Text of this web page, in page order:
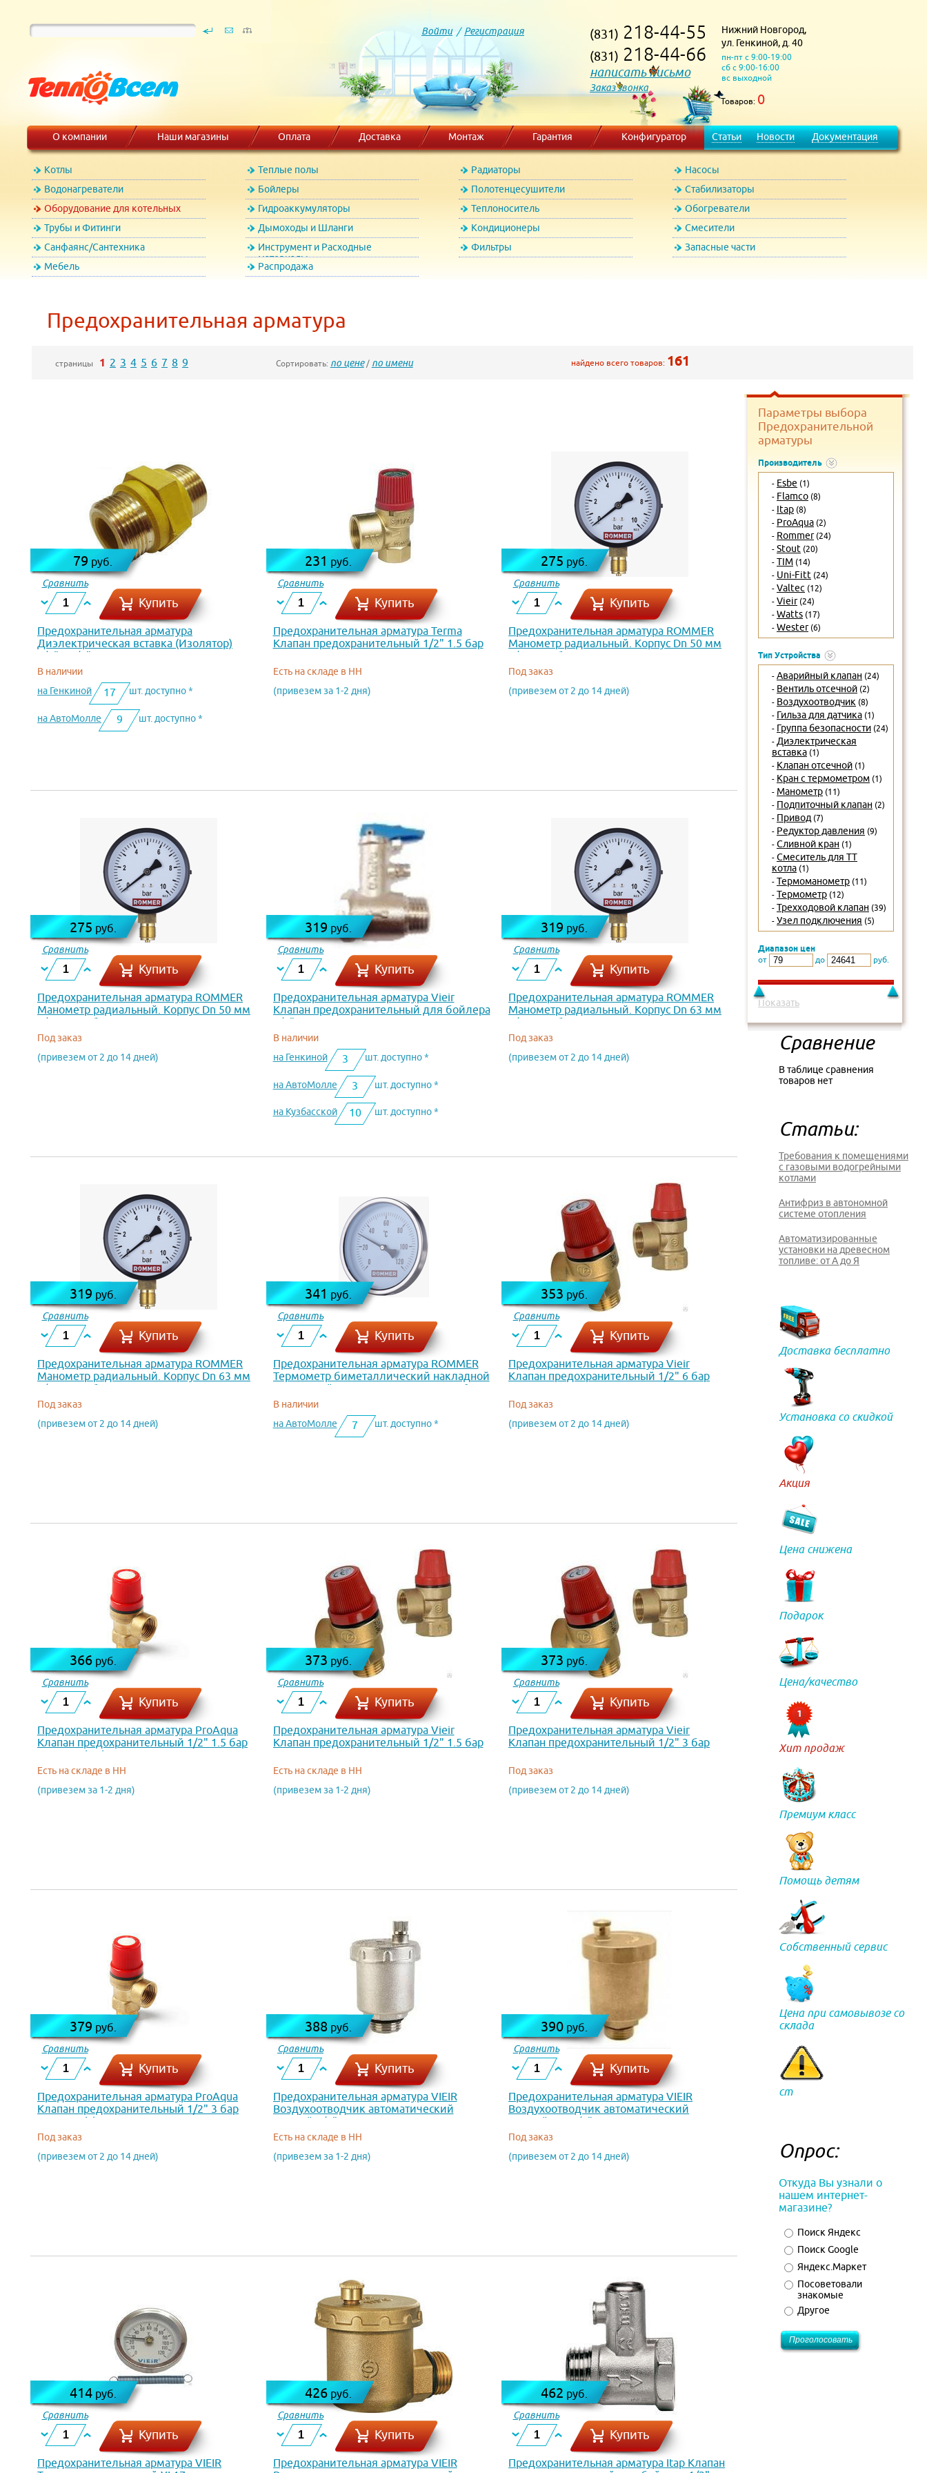
Войти/ Регистрация (831) 218-44-55
(831) 218-44-66
написать письмо
Заказ звонка
Нижний Новгород,
ул. Генкиной, д. 40
пн-пт с 9:00-19:00
сб с 9:00-16:00
вс выходной
Товаров: 0
О компании Наши магазины Оплата Доставка Монтаж Гарантия Конфигуратор Статьи Новости Документация
Котлы Теплые полы Радиаторы
Насосы
Водонагреватели
Бойлеры Полотенцесушители
Стабилизаторы
Оборудование для котельных
Гидроаккумуляторы Теплоноситель
Обогреватели
Трубы и Фитинги
Дымоходы и Шланги Кондиционеры
Смесители
Санфаянс/Сантехника
Инструмент и Расходные
материалы
Фильтры
Запасные части
Мебель
Распродажа
Предохранительная арматура
страницы 1 2 3 4 5 6 7 8 9 Сортировать: по цене/ по имени найдено всего товаров: 161
Параметры выбора
Предохранительной
арматуры
Производитель
- Esbe (1)
- Flamco (8)
- Itap (8)
- ProAqua (2)
- Rommer(24)
- Stout (20)
- TIM (14)
- Uni-Fitt (24)
- Valtec (12)
- Vieir(24)
- Watts (17)
- Wester(6)
Тип Устройства
- Аварийный клапан (24)
- Вентиль отсечной (2)
- Воздухоотводчик (8)
- Гильза для датчика (1)
- Группа безопасности (24)
- Диэлектрическая
вставка (1)
- Клапан отсечной (1)
- Кран с термометром (1)
- Манометр (11)
- Подпиточный клапан (2)
- Привод(7)
- Редуктор давления (9)
- Сливной кран (1)
- Смеситель для ТТ
котла (1)
- Термоманометр (11)
- Термометр (12)
- Трехходовой клапан (39)
- Узел подключения (5)
Диапазон цен
от
до руб.
Показать
Сравнение
В таблице сравнения
товаров нет
Статьи:
Требования к помещениями
с газовыми водогрейными
котлами
Антифриз в автономной
системе отопления
Автоматизированные
установки на древесном
топливе: от А до Я
Доставка бесплатно
Установка со скидкой
Акция
Цена снижена
Подарок
Цена/качество
Хит продаж
Премиум класс
Помощь детям
Собственный сервис
Цена при самовывозе со
склада
ст
Опрос:
Откуда Вы узнали о
нашем интернет-
магазине?
Поиск Яндекс
Поиск Google
Яндекс.Маркет
Посоветовали
знакомые
Другое
79 руб.
Сравнить
Купить
Предохранительная арматура
Диэлектрическая вставка (Изолятор)
1/2" х 1/2" НАР-НАР
В наличии
на Генкиной
17 шт. доступно *
на АвтоМолле 9 шт. доступно *
231 руб.
Сравнить
Купить
Предохранительная арматура Terma
Клапан предохранительный 1/2" 1.5 бар
Есть на складе в НН
(привезем за 1-2 дня)
275 руб.
Сравнить
Купить
Предохранительная арматура ROMMER
Манометр радиальный. Корпус Dn 50 мм
1/4 , 0...6 бар, кл.2.5 RIM-0010-500608
Под заказ
(привезем от 2 до 14 дней)
275 руб.
Сравнить
Купить
Предохранительная арматура ROMMER
Манометр радиальный. Корпус Dn 50 мм
1/4 , 0...10 бар, кл.2.5 RIM-0010-501008
Под заказ
(привезем от 2 до 14 дней)
319 руб.
Сравнить
Купить
Предохранительная арматура Vieir
Клапан предохранительный для бойлера
1/2" BL10
В наличии
на Генкиной
3 шт. доступно *
на АвтоМолле 3 шт. доступно *
на Кузбасской 10 шт. доступно *
319 руб.
Сравнить
Купить
Предохранительная арматура ROMMER
Манометр радиальный. Корпус Dn 63 мм
1/4 , 0...6 бар, кл.2.5 RIM-0010-630608
Под заказ
(привезем от 2 до 14 дней)
319 руб.
Сравнить
Купить
Предохранительная арматура ROMMER
Манометр радиальный. Корпус Dn 63 мм
1/4 , 0...10 бар, кл.2.5 RIM-0010-631008
Под заказ
(привезем от 2 до 14 дней)
341 руб.
Сравнить
Купить
Предохранительная арматура ROMMER
Термометр биметаллический накладной
с пружиной. Корпус Dn 63 мм, 0...120°С,
RIM-0004-630015
В наличии
на АвтоМолле
7 шт. доступно *
353 руб.
Сравнить
Купить
Предохранительная арматура Vieir
Клапан предохранительный 1/2" 6 бар
Под заказ
(привезем от 2 до 14 дней)
366руб.
Сравнить
Купить
Предохранительная арматура ProAqua
Клапан предохранительный 1/2" 1.5 бар
SAV-M15(1.5)
Есть на складе в НН
(привезем за 1-2 дня)
373 руб.
Сравнить
Купить
Предохранительная арматура Vieir
Клапан предохранительный 1/2" 1.5 бар
Есть на складе в НН
(привезем за 1-2 дня)
373 руб.
Сравнить
Купить
Предохранительная арматура Vieir
Клапан предохранительный 1/2" 3 бар
Под заказ
(привезем от 2 до 14 дней)
379 руб.
Сравнить
Купить
Предохранительная арматура ProAqua
Клапан предохранительный 1/2" 3 бар
SAV-M15(3)
Под заказ
(привезем от 2 до 14 дней)
388 руб.
Сравнить
Купить
Предохранительная арматура VIEIR
Воздухоотводчик автоматический
прямой 1/2" PF500
Есть на складе в НН
(привезем за 1-2 дня)
390руб.
Сравнить
Купить
Предохранительная арматура VIEIR
Воздухоотводчик автоматический
прямой лат 1/2" PF502
Под заказ
(привезем от 2 до 14 дней)
414руб.
Сравнить
Купить
Предохранительная арматура VIEIR
426 руб.
Сравнить
Купить
Предохранительная арматура VIEIR
462 руб.
Сравнить
Купить
Предохранительная арматура Itap Клапан